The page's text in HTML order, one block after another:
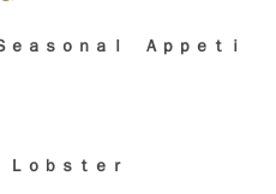
ａｓｏｎａｌ Ａｐｐｅｔｉ
ｏｂｓｔｅｒ